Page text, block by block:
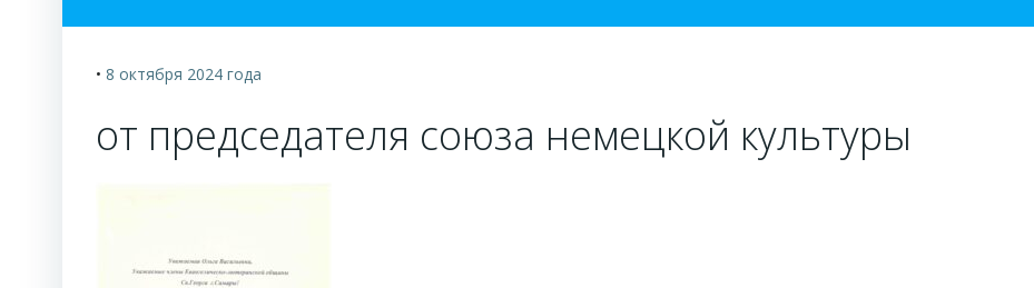
• 8 октября 2024 года
от председателя союза немецкой культуры